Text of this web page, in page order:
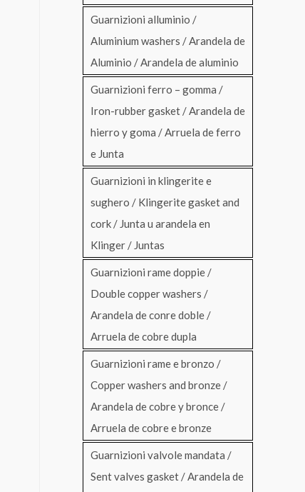
Guarnizioni alluminio /
Aluminium washers / Arandela de
Aluminio / Arandela de aluminio
Guarnizioni ferro – gomma /
Iron-rubber gasket / Arandela de
hierro y goma / Arruela de ferro
e Junta
Guarnizioni in klingerite e
sughero / Klingerite gasket and
cork / Junta u arandela en
Klinger / Juntas
Guarnizioni rame doppie /
Double copper washers /
Arandela de conre doble /
Arruela de cobre dupla
Guarnizioni rame e bronzo /
Copper washers and bronze /
Arandela de cobre y bronce /
Arruela de cobre e bronze
Guarnizioni valvole mandata /
Sent valves gasket / Arandela de